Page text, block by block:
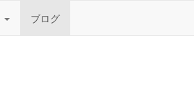
ブログ